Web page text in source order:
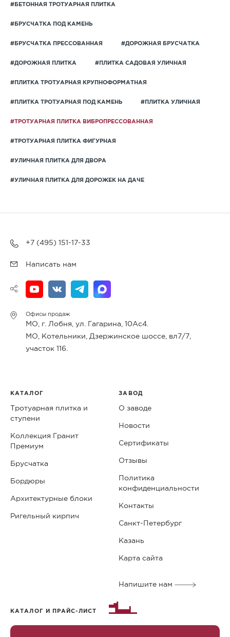
#БЕТОННАЯ ТРОТУАРНАЯ ПЛИТКА
#БРУСЧАТКА ПОД КАМЕНЬ
#БРУСЧАТКА ПРЕССОВАННАЯ #ДОРОЖНАЯ БРУСЧАТКА
#ДОРОЖНАЯ ПЛИТКА #ПЛИТКА САДОВАЯ УЛИЧНАЯ
#ПЛИТКА ТРОТУАРНАЯ КРУПНОФОРМАТНАЯ
#ПЛИТКА ТРОТУАРНАЯ ПОД КАМЕНЬ #ПЛИТКА УЛИЧНАЯ
#ТРОТУАРНАЯ ПЛИТКА ВИБРОПРЕССОВАННАЯ
#ТРОТУАРНАЯ ПЛИТКА ФИГУРНАЯ
#УЛИЧНАЯ ПЛИТКА ДЛЯ ДВОРА
#УЛИЧНАЯ ПЛИТКА ДЛЯ ДОРОЖЕК НА ДАЧЕ
+7 (495) 151-17-33
Написать нам
Офисы продаж
МО, г. Лобня, ул. Гагарина, 10Ас4.
МО, Котельники, Дзержинское шоссе, вл7/7,
участок 116.
КАТАЛОГ
Тротуарная плитка и
ступени
Коллекция Гранит
Премиум
Брусчатка
Бордюры
Архитектурные блоки
Ригельный кирпич
ЗАВОД
О заводе
Новости
Сертификаты
Отзывы
Политика
конфиденциальности
Контакты
Санкт-Петербург
Казань
Карта сайта
Напишите нам
КАТАЛОГ И ПРАЙС-ЛИСТ